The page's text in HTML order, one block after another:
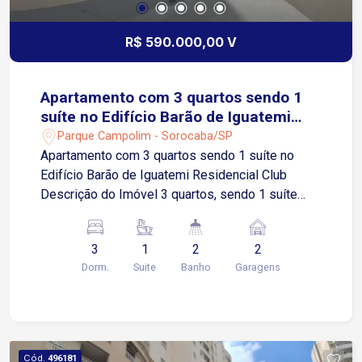
R$ 590.000,00 V
Apartamento com 3 quartos sendo 1
suíte no Edifício Barão de Iguatemi
Residencial Club
Parque Campolim - Sorocaba/SP
Apartamento com 3 quartos sendo 1 suíte no
Edifício Barão de Iguatemi Residencial Club
Descrição do Imóvel 3 quartos, sendo 1 suíte
à área de serviço 1 banheiro social Varanda
gourmet 2 vagas de garagem coberta
Apartamento moderno, com excelente
Localizado no Parque Campolim, uma das
3
Dorm.
1
Suite
2
Banho
2
Garagens
Cód. 496181